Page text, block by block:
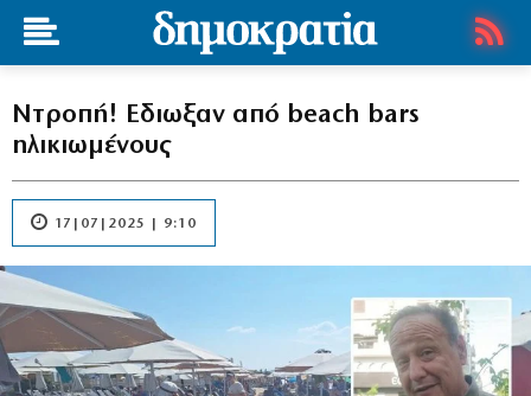
Ντροπή! Εδιωξαν από beach bars
ηλικιωμένους
17|07|2025 | 9:10